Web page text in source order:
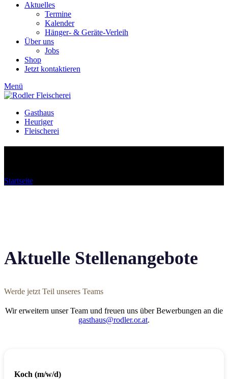
Aktuelles
Termine
Kalender
Hänger- & Geräte-Verleih
Über uns
Jobs
Shop
Jetzt kontaktieren
Menü
Gasthaus
Heuriger
Fleischerei
Startseite
Aktuelle Stellenangebote
Werde jetzt Teil unseres Teams
Wir erweitern unser Team und freuen uns über Bewerbungen an die
gasthaus@rodler.or.at.
Koch (m/w/d)